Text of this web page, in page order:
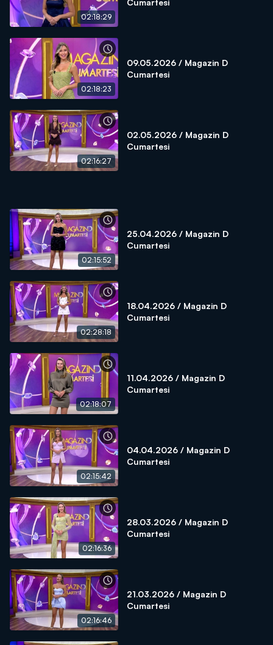
02:18:29
Cumartesi
02:18:23
09.05.2026 / Magazin D
Cumartesi
02:16:27
02.05.2026 / Magazin D
Cumartesi
02:15:52
25.04.2026 / Magazin D
Cumartesi
02:28:18
18.04.2026 / Magazin D
Cumartesi
02:18:07
11.04.2026 / Magazin D
Cumartesi
02:15:42
04.04.2026 / Magazin D
Cumartesi
02:16:36
28.03.2026 / Magazin D
Cumartesi
02:16:46
21.03.2026 / Magazin D
Cumartesi